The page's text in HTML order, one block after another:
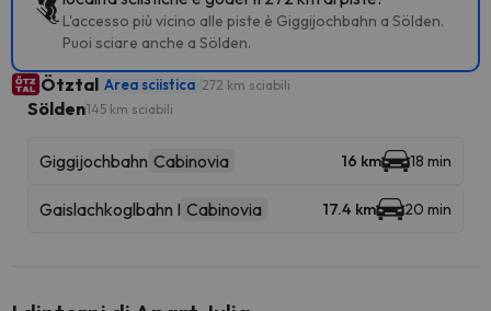
L'accesso più vicino alle piste è Giggijochbahn a Sölden.
Puoi sciare anche a Sölden.
Ötztal Area sciistica 272 km sciabili
Sölden145 km sciabili
Giggijochbahn Cabinovia 16 km 18 min
Gaislachkoglbahn I Cabinovia 17.4 km 20 min